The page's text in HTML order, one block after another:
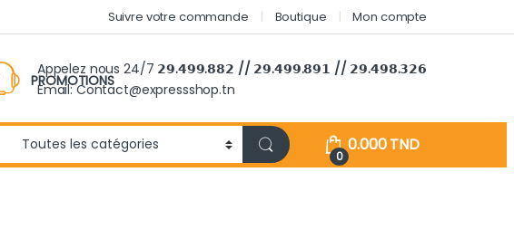
Suivre votre commande Boutique Mon compte
PROMOTIONS
Appelez nous 24/7 𝟮𝟵.𝟰𝟵𝟵.𝟴𝟴𝟮 // 𝟮𝟵.𝟰𝟵𝟵.𝟴𝟵𝟭 // 𝟮𝟵.𝟰𝟵𝟴.𝟯𝟮𝟲
Email: Contact@expressshop.tn
0
0.000TND